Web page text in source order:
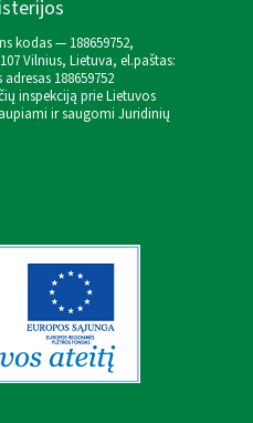
kodas — 188659752,
Vilnius, Lietuva, el.paštas:
188659752
inspekciją prie Lietuvos
ir saugomi Juridinių